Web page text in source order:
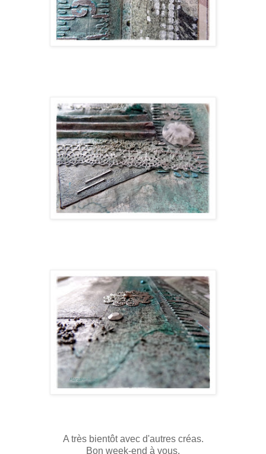
A très bientôt avec d'autres créas.
Bon week-end à vous.